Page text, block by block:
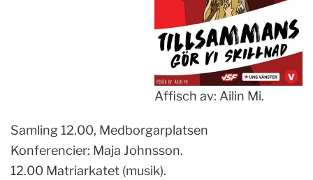
Affisch av: Ailin Mi.
Samling 12.00, Medborgarplatsen
Konferencier: Maja Johnsson.
12.00 Matriarkatet (musik).